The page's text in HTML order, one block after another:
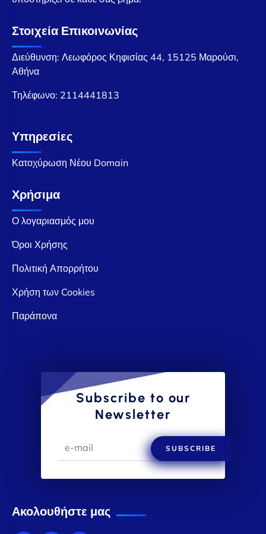
Στοιχεία Επικοινωνίας
Διεύθυνση: Λεωφόρος Κηφισίας 44, 15125 Μαρούσι,
Αθήνα
Τηλέφωνο: 2114441813
Υπηρεσίες
Κατοχύρωση Νέου Domain
Χρήσιμα
Ο λογαριασμός μου
Όροι Χρήσης
Πολιτική Απορρήτου
Χρήση των Cookies
Παράπονα
Subscribe to our
Newsletter
SUBSCRIBE
Ακολουθήστε μας